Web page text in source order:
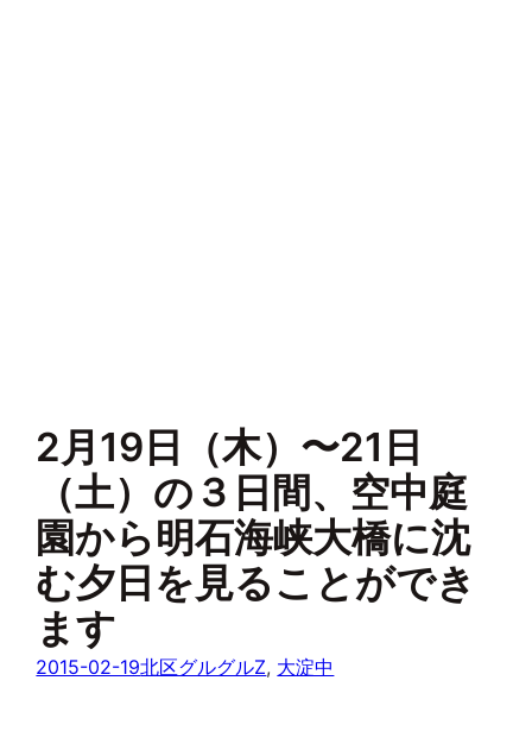
2月19日（木）〜21日
（土）の３日間、空中庭
園から明石海峡大橋に沈
む夕日を見ることができ
ます
2015-02-19北区グルグルZ, 大淀中